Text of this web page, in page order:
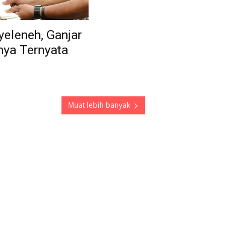
Ganjar
Ternyata
Muat lebih banyak